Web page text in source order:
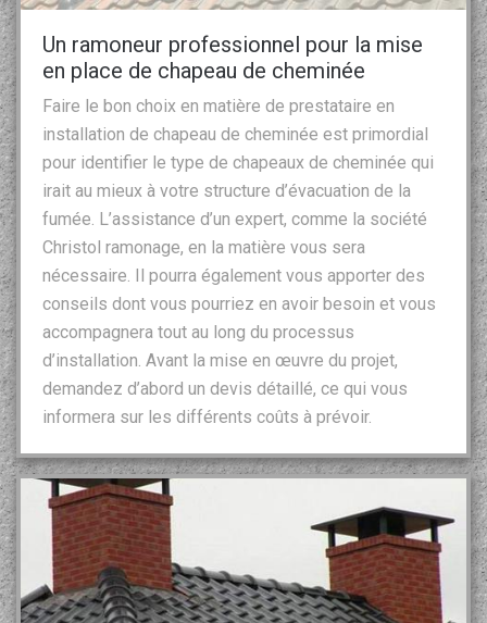
Un ramoneur professionnel pour la mise
en place de chapeau de cheminée
Faire le bon choix en matière de prestataire en
installation de chapeau de cheminée est primordial
pour identifier le type de chapeaux de cheminée qui
irait au mieux à votre structure d’évacuation de la
fumée. L’assistance d’un expert, comme la société
Christol ramonage, en la matière vous sera
nécessaire. Il pourra également vous apporter des
conseils dont vous pourriez en avoir besoin et vous
accompagnera tout au long du processus
d’installation. Avant la mise en œuvre du projet,
demandez d’abord un devis détaillé, ce qui vous
informera sur les différents coûts à prévoir.